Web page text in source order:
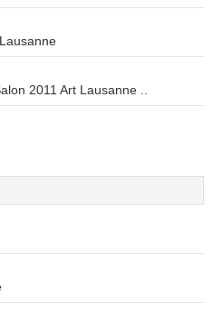
2011 Art Lausanne ..